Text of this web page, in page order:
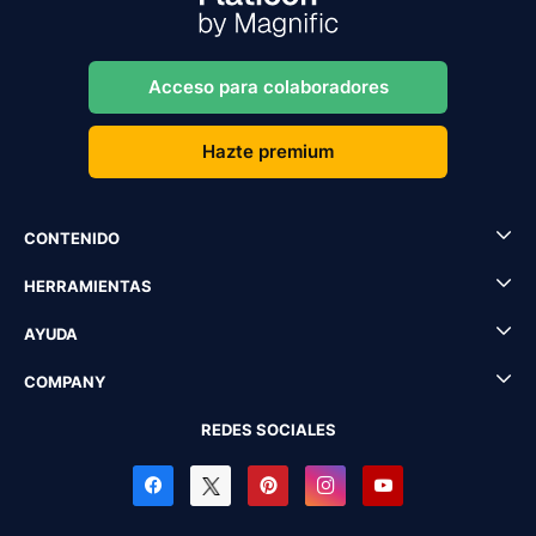
Acceso para colaboradores
Hazte premium
CONTENIDO
HERRAMIENTAS
AYUDA
COMPANY
REDES SOCIALES